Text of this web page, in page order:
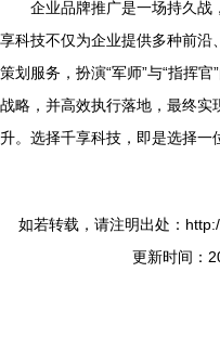
企业品牌推广是一场持久战
享科技不仅为企业提供多种前沿
策划服务，扮演“军师”与“指挥
战略，并高效执行落地，最终实
升。选择千享科技，即是选择一
如若转载，请注明出处：
更新时间：